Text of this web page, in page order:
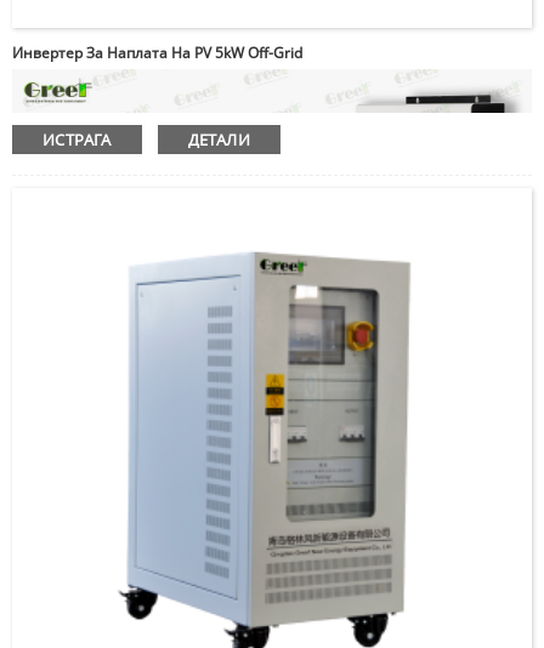
Инвертер За Наплата На PV 5kW Off-Grid
ИСТРАГА ДЕТАЛИ